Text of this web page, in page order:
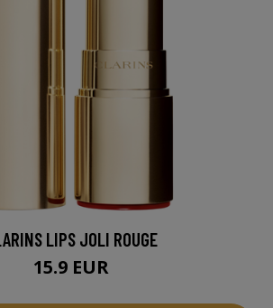
LIPS JOLI ROUGE
15.9 EUR